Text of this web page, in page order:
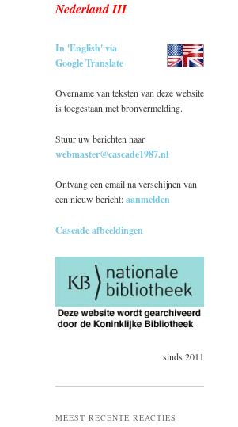
Nederland III
In 'English' via
Google Translate
Overname van teksten van deze website
is toegestaan met bronvermelding.
Stuur uw berichten naar
webmaster@cascade1987.nl
Ontvang een email na verschijnen van
een nieuw bericht:aanmelden
Cascade afbeeldingen
sinds 2011
MEEST RECENTE REACTIES